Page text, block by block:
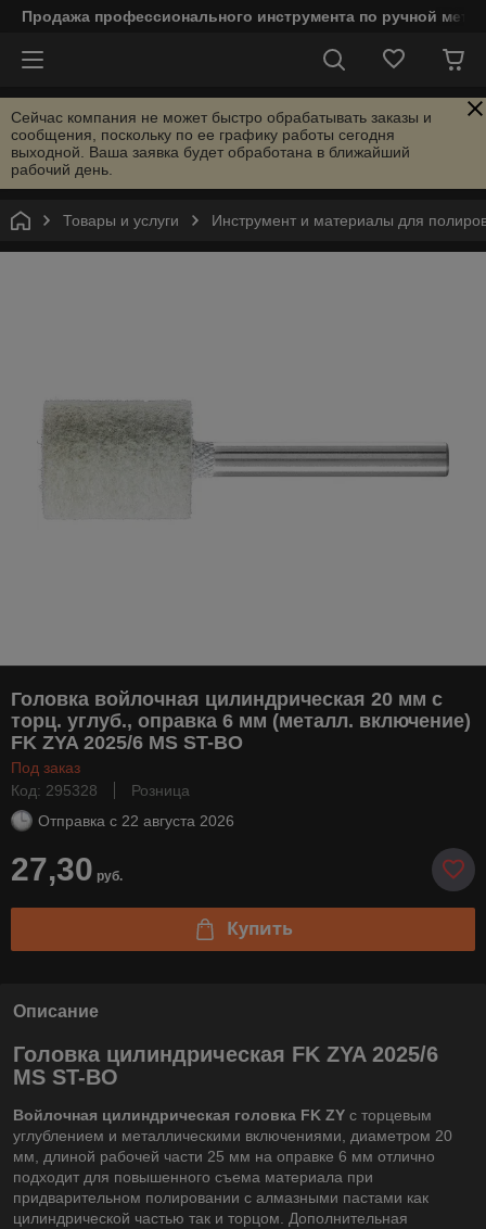
Продажа профессионального инструмента по ручной
Сейчас компания не может быстро обрабатывать заказы и
сообщения, поскольку по ее графику работы сегодня
выходной. Ваша заявка будет обработана в ближайший
рабочий день.
Товары и услуги Инструмент и материалы для
Головка войлочная цилиндрическая 20 мм с
торц. углуб., оправка 6 мм (металл. включение)
FK ZYA 2025/6 MS ST-BO
Под заказ
Код: 295328
Розница
Отправка с 22 августа 2026
27,30 руб.
Купить
Описание
Головка цилиндрическая FK ZYA 2025/6
MS ST-BO
Войлочная цилиндрическая головка FK ZY с торцевым
углублением и металлическими включениями, диаметром 20
мм, длиной рабочей части 25 мм на оправке 6 мм отлично
подходит для повышенного съема материала при
придварительном полировании с алмазными пастами как
цилиндрической частью так и торцом. Дополнительная